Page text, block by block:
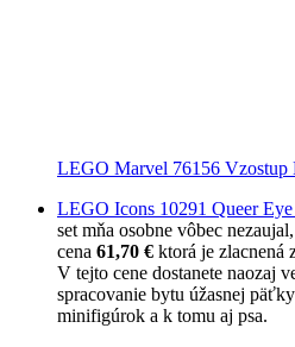
LEGO Marvel 76156 Vzostup
LEGO Icons 10291 Queer
set mňa osobne vôbec
cena 61,70 € ktorá je zlacnená
V tejto cene dostanete naozaj
spracovanie bytu úžasnej
minifigúrok a k tomu aj psa.